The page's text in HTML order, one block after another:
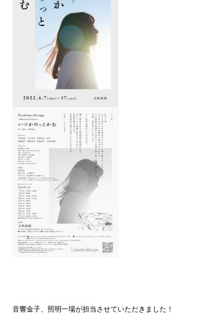
音響金子、照明一場が担当させていただきました！